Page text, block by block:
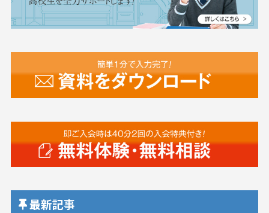
最新記事